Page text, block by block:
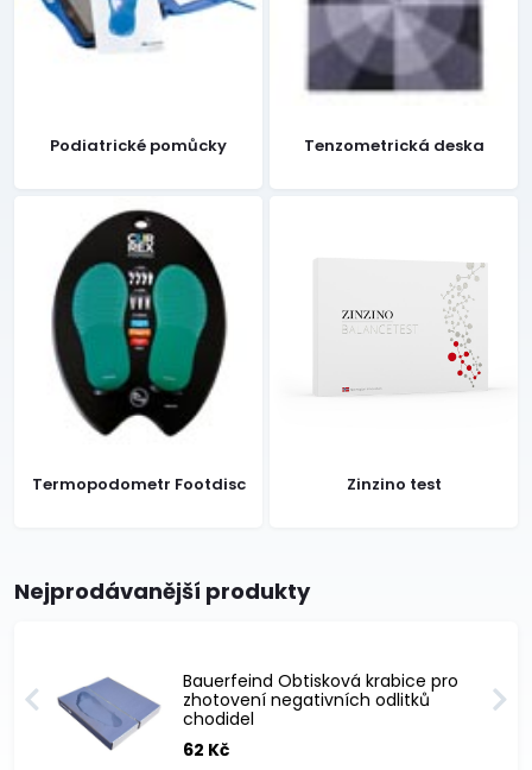
Podiatrické pomůcky Tenzometrická deska
Termopodometr Footdisc Zinzino test
Nejprodávanější produkty
Bauerfeind Obtisková krabice pro
zhotovení negativních odlitků
chodidel
62 Kč